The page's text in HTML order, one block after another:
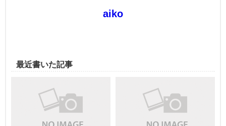
aiko
最近書いた記事